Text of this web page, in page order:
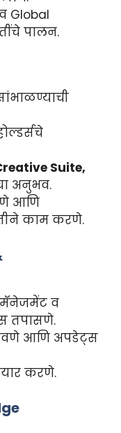
Global
पालन.
Suite,
अनुभव.
आणि
काम करणे.
मॅनेजमेंट व
तपासणे.
आणि अपडेट्स
करणे.